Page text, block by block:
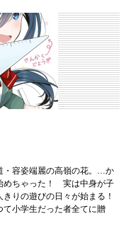
・容姿端麗の高嶺の花。…か
めちゃった！ 実は中身が子
りの遊びの日々が始まる！
小学生だった者全てに贈